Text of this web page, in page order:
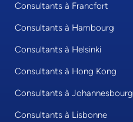
Consultants à Francfort
Consultants à Hambourg
Consultants à Helsinki
Consultants à Hong Kong
Consultants à Johannesbourg
Consultants à Lisbonne